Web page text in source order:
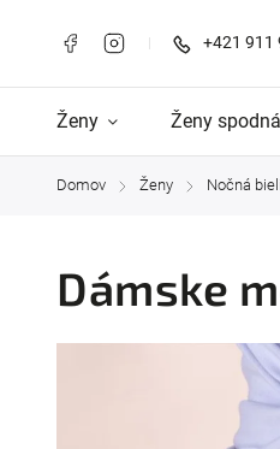
+421 911
Ženy Ženy
Domov / Ženy / Nočná
Dámske